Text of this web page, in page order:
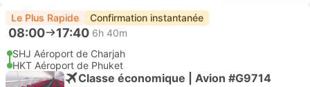
Le Plus Rapide Confirmation instantanée
08:00 17:40 6h 40m
SHJ Aéroport de Charjah
HKT Aéroport de Phuket
Classe économique | Avion #G9714